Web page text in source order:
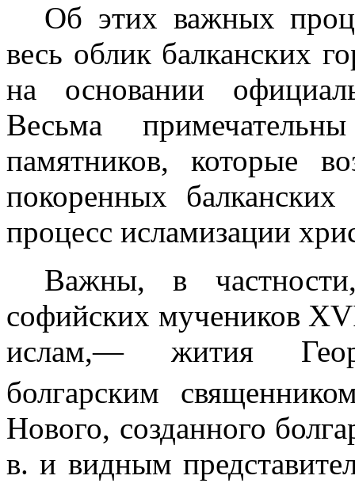
Об этих важных
весь облик балканских
на основании
Весьма
памятников, которые
покоренных
процесс исла­мизации
Важны, в
софийских муче­ников
ислам,— жития
болгарским
Нового, созданного
в. и видным